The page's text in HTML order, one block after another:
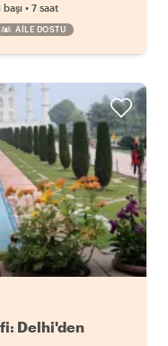
başı • 7 saat
AILE DOSTU
Delhi'den